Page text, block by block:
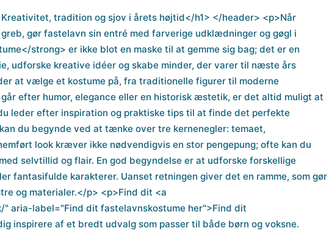
tradition og sjov i årets højtid</h1> </header> <p>Når
gør fastelavn sin entré med farverige udklædninger og gøgl i
strong> er ikke blot en maske til at gemme sig bag; det er en
udforske kreative idéer og skabe minder, der varer til næste års
at vælge et kostume på, fra traditionelle figurer til moderne
efter humor, elegance eller en historisk æstetik, er det altid muligt at
leder efter inspiration og praktiske tips til at finde det perfekte
du begynde ved at tænke over tre kernenegler: temaet,
look kræver ikke nødvendigvis en stor pengepung; ofte kan du
selvtillid og flair. En god begyndelse er at udforske forskellige
fantasifulde karakterer. Uanset retningen giver det en ramme, som gør
og materialer.</p> <p>Find dit <a
aria-label="Find dit fastelavnskostume her">Find dit
inspirere af et bredt udvalg som passer til både børn og voksne.